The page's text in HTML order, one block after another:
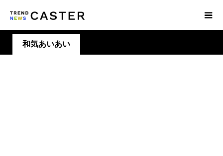
和気あいあい